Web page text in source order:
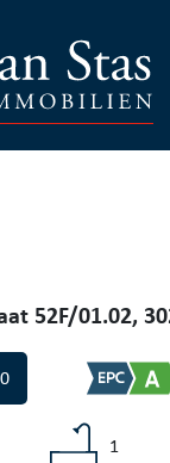
52F/01.02,
1